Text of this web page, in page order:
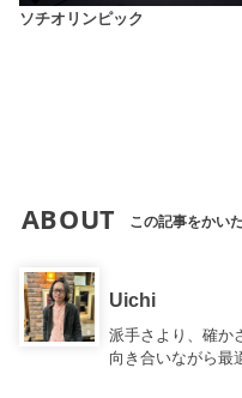
ソチオリンピック
ABOUT この記事をかい
Uichi
派手さより、確か
向き合いながら最